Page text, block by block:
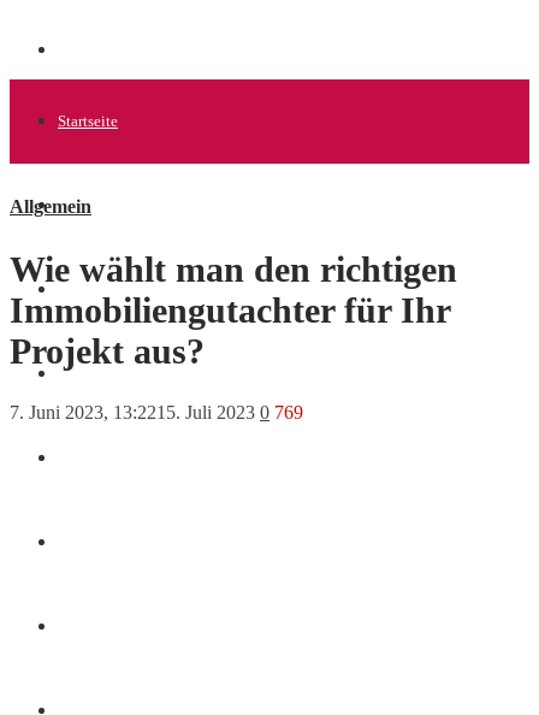
Startseite
Allgemein
News
Allgemein
Wie wählt man den richtigen
Immobiliengutachter für Ihr
Projekt aus?
7. Juni 2023, 13:2215. Juli 2023 0 769